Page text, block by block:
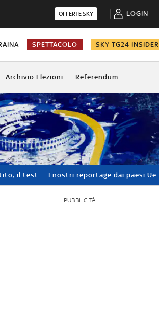
OFFERTE SKY LOGIN
SPETTACOLO SKY TG24 INSIDER
Archivio Elezioni Referendum
il test I nostri reportage dai paesi Ue
PUBBLICITÀ